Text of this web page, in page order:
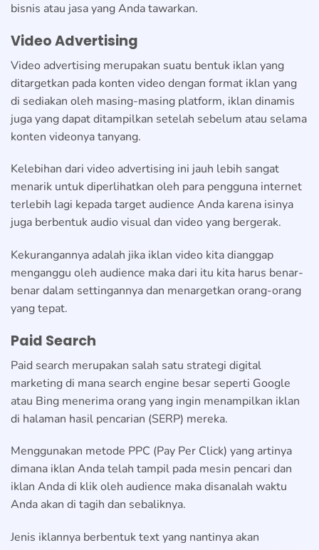
bisnis atau jasa yang Anda tawarkan.
Video Advertising
Video advertising merupakan suatu bentuk iklan yang
ditargetkan pada konten video dengan format iklan yang
di sediakan oleh masing-masing platform, iklan dinamis
juga yang dapat ditampilkan setelah sebelum atau selama
konten videonya tanyang.
Kelebihan dari video advertising ini jauh lebih sangat
menarik untuk diperlihatkan oleh para pengguna internet
terlebih lagi kepada target audience Anda karena isinya
juga berbentuk audio visual dan video yang bergerak.
Kekurangannya adalah jika iklan video kita dianggap
menganggu oleh audience maka dari itu kita harus benar-
benar dalam settingannya dan menargetkan orang-orang
yang tepat.
Paid Search
Paid search merupakan salah satu strategi digital
marketing di mana search engine besar seperti Google
atau Bing menerima orang yang ingin menampilkan iklan
di halaman hasil pencarian (SERP) mereka.
Menggunakan metode PPC (Pay Per Click) yang artinya
dimana iklan Anda telah tampil pada mesin pencari dan
iklan Anda di klik oleh audience maka disanalah waktu
Anda akan di tagih dan sebaliknya.
Jenis iklannya berbentuk text yang nantinya akan